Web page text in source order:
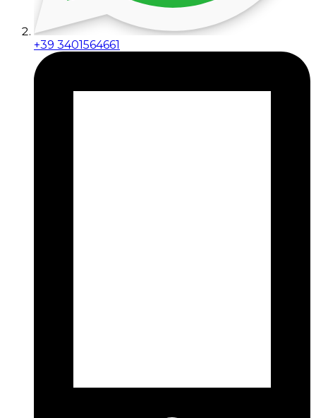
+39 3401564661